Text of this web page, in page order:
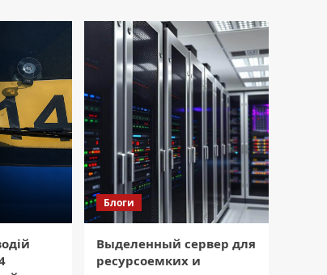
Блоги
Выделенный сервер для
ресурсоемких и